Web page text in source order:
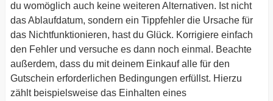
du womöglich auch keine weiteren Alternativen. Ist nicht
das Ablaufdatum, sondern ein Tippfehler die Ursache für
das Nichtfunktionieren, hast du Glück. Korrigiere einfach
den Fehler und versuche es dann noch einmal. Beachte
außerdem, dass du mit deinem Einkauf alle für den
Gutschein erforderlichen Bedingungen erfüllst. Hierzu
zählt beispielsweise das Einhalten eines